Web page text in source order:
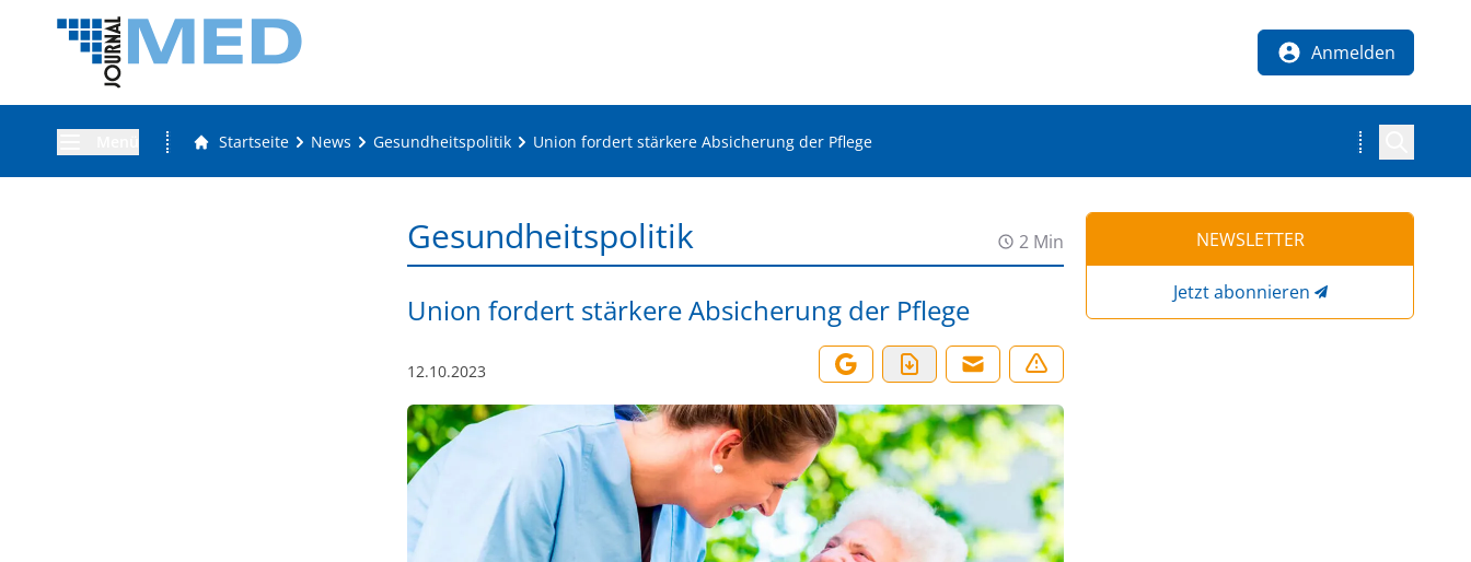
Anmelden
Startseite News Gesundheitspolitik Union fordert stärkere Absicherung der Pflege
Gesundheitspolitik 2 Min
Union fordert stärkere Absicherung der Pflege
12.10.2023
NEWSLETTER
Jetzt abonnieren